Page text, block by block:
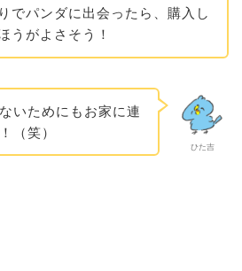
でパンダに出会ったら、購入し
うがよさそう！
ひた吉
いためにもお家に連
（笑）